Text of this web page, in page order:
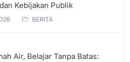
Kebijakan Publik
BERITA
Air, Belajar Tanpa Batas: